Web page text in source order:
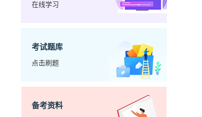
在线学习
考试题库
点击刷题
备考资料